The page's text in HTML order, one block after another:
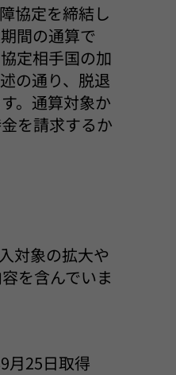
協定を締結し
間の通算で
定相手国の加
の通り、脱退
。通算対象か
を請求するか
対象の拡大や
を含んでいま
月25日取得